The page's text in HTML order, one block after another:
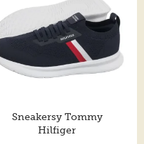
Sneakersy Tommy
Hilfiger